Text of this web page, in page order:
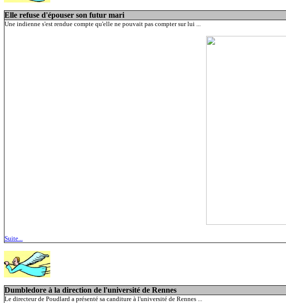
Elle refuse d'épouser son futur mari
Une indienne s'est rendue compte qu'elle ne pouvait pas compter sur lui ...
Suite...
Dumbledore à la direction de l'université de Rennes
Le directeur de Poudlard a présenté sa canditure à l'université de Rennes ...